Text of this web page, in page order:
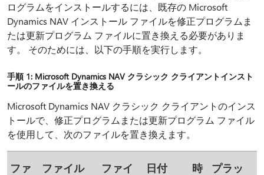
ログラムをインストールするには、既存の Microsoft
Dynamics NAV インストール ファイルを修正プログラムま
たは更新プログラム ファイルに置き換える必要がありま
す。 そのためには、以下の手順を実行します。
手順 1: Microsoft Dynamics NAV クラシック クライアントインスト
ールのファイルを置き換える
Microsoft Dynamics NAV クラシック クライアントのインス
トールで、修正プログラムまたは更新プログラム ファイル
を使用して、次のファイルを置き換えます。
ファ
ファイル
ファイ
日付
時
プラッ